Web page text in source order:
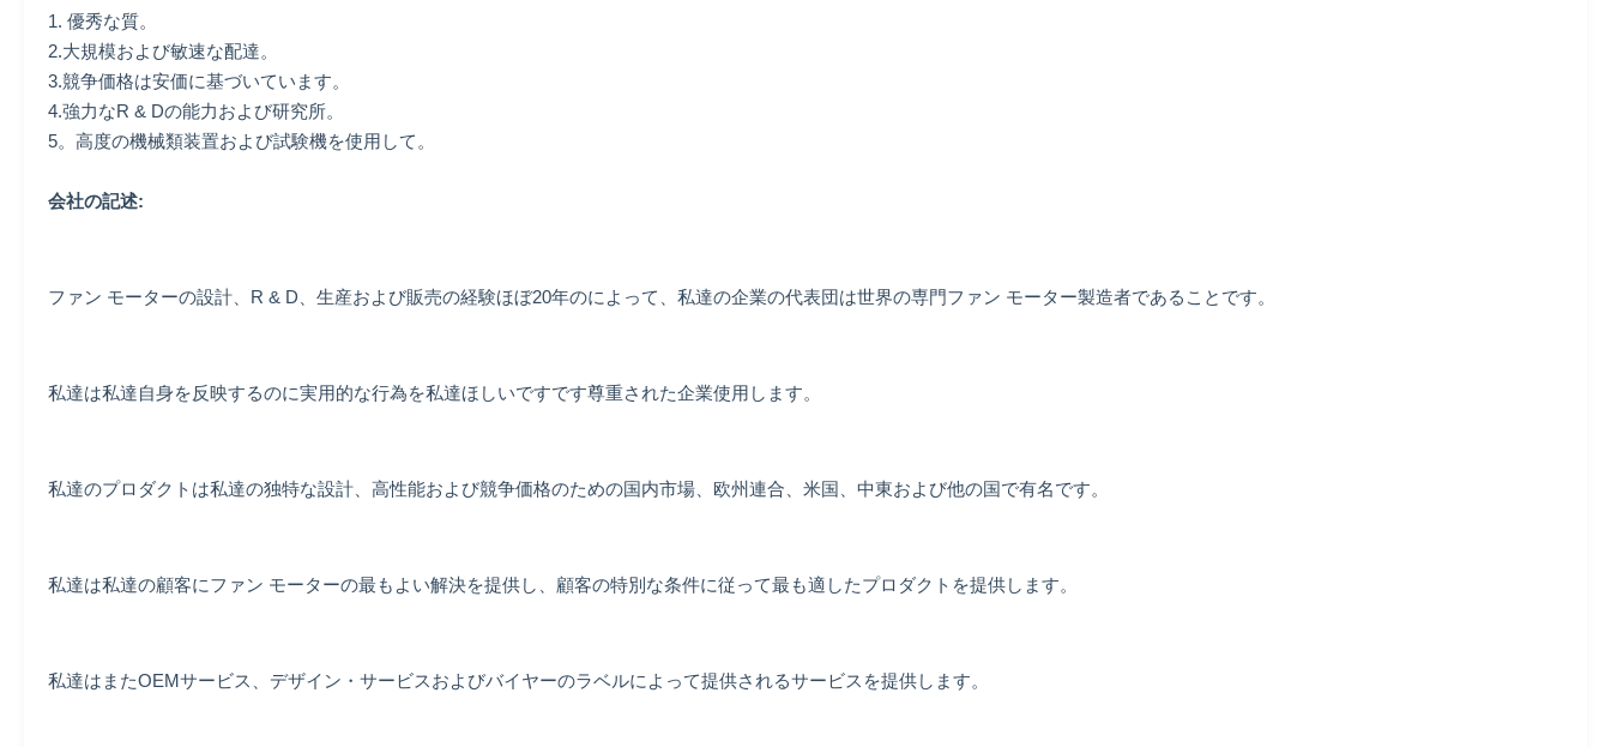
1. 優秀な質。
2.大規模および敏速な配達。
3.競争価格は安価に基づいています。
4.強力なR & Dの能力および研究所。
5。高度の機械類装置および試験機を使用して。
会社の記述:
ファン モーターの設計、R & D、生産および販売の経験ほぼ20年のによって、私達の企業の代表団は世界の専門ファン モーター製造者であることです。
私達は私達自身を反映するのに実用的な行為を私達ほしいですです尊重された企業使用します。
私達のプロダクトは私達の独特な設計、高性能および競争価格のための国内市場、欧州連合、米国、中東および他の国で有名です。
私達は私達の顧客にファン モーターの最もよい解決を提供し、顧客の特別な条件に従って最も適したプロダクトを提供します。
私達はまたOEMサービス、デザイン・サービスおよびバイヤーのラベルによって提供されるサービスを提供します。